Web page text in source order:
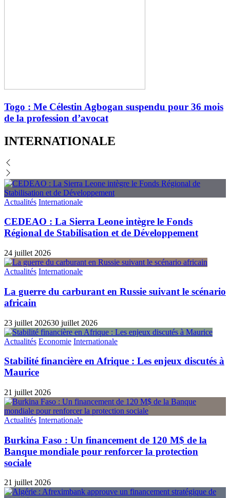
Togo : Me Célestin Agbogan suspendu pour 36 mois
de la profession d’avocat
INTERNATIONALE
Actualités Internationale
CEDEAO : La Sierra Leone intègre le Fonds
Régional de Stabilisation et de Développement
24 juillet 2026
Actualités Internationale
La guerre du carburant en Russie suivant le scénario
africain
23 juillet 202630 juillet 2026
Actualités Economie Internationale
Stabilité financière en Afrique : Les enjeux discutés à
Maurice
21 juillet 2026
Actualités Internationale
Burkina Faso : Un financement de 120 M$ de la
Banque mondiale pour renforcer la protection
sociale
21 juillet 2026